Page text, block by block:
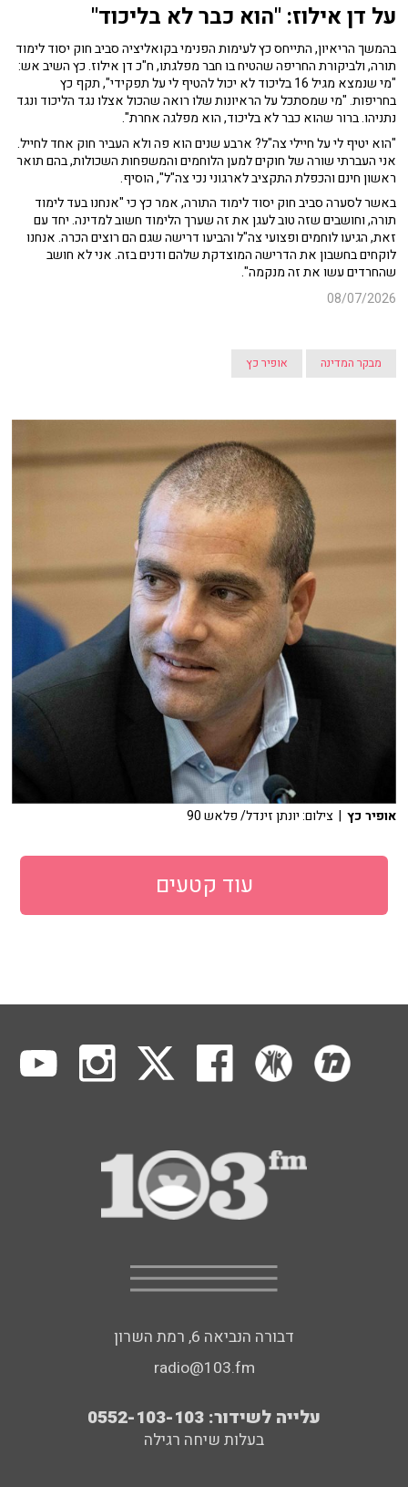
על דן אילוז: "הוא כבר לא בליכוד"
בהמשך הריאיון, התייחס כץ לעימות הפנימי בקואליציה סביב חוק יסוד לימוד
תורה, ולביקורת החריפה שהטיח בו חבר מפלגתו, ח"כ דן אילוז. כץ השיב אש:
"מי שנמצא מגיל 16 בליכוד לא יכול להטיף לי על תפקידי", תקף כץ
בחריפות. "מי שמסתכל על הראיונות שלו רואה שהכול אצלו נגד הליכוד ונגד
נתניהו. ברור שהוא כבר לא בליכוד, הוא מפלגה אחרת".
"הוא יטיף לי על חיילי צה"ל? ארבע שנים הוא פה ולא העביר חוק אחד לחייל.
אני העברתי שורה של חוקים למען הלוחמים והמשפחות השכולות, בהם תואר
ראשון חינם והכפלת התקציב לארגוני נכי צה"ל", הוסיף.
באשר לסערה סביב חוק יסוד לימוד התורה, אמר כץ כי "אנחנו בעד לימוד
תורה, וחושבים שזה טוב לעגן את זה שערך הלימוד חשוב למדינה. יחד עם
זאת, הגיעו לוחמים ופצועי צה"ל והביעו דרישה שגם הם רוצים הכרה. אנחנו
לוקחים בחשבון את הדרישה המוצדקת שלהם ודנים בזה. אני לא חושב
שהחרדים עשו את זה מנקמה".
08/07/2026
מבקר המדינה אופיר כץ
אופיר כץ | צילום: יונתן זינדל/ פלאש 90
עוד קטעים
דבורה הנביאה 6, רמת השרון
radio@103.fm
עלייה לשידור: 0552-103-103
בעלות שיחה רגילה